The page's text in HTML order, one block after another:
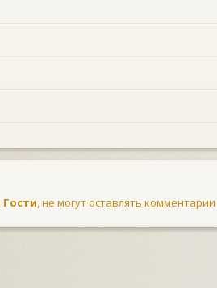
Гости, не могут оставлять